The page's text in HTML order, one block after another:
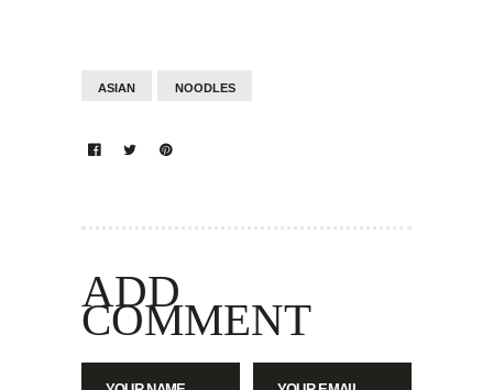
ASIAN NOODLES
ADD
COMMENT